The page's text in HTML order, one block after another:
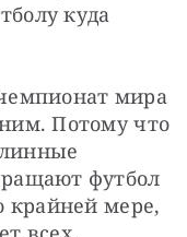
куда
мира
Потому что
футбол
крайней мере,